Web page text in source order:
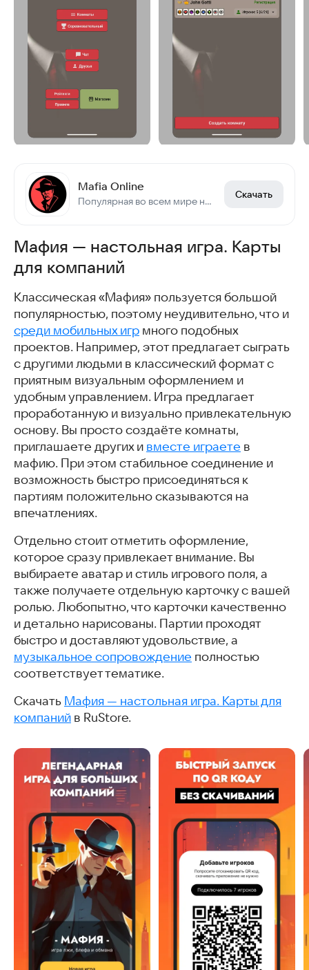
Mafia Online
Популярная во всем мире настольная игра Мафия, но только онлайн.
Скачать
Мафия — настольная игра. Карты
для компаний
Классическая «Мафия» пользуется большой
популярностью, поэтому неудивительно, что и
среди мобильных игр много подобных
проектов. Например, этот предлагает сыграть
с другими людьми в классический формат с
приятным визуальным оформлением и
удобным управлением. Игра предлагает
проработанную и визуально привлекательную
основу. Вы просто создаёте комнаты,
приглашаете других и вместе играете в
мафию. При этом стабильное соединение и
возможность быстро присоединяться к
партиям положительно сказываются на
впечатлениях.
Отдельно стоит отметить оформление,
которое сразу привлекает внимание. Вы
выбираете аватар и стиль игрового поля, а
также получаете отдельную карточку с вашей
ролью. Любопытно, что карточки качественно
и детально нарисованы. Партии проходят
быстро и доставляют удовольствие, а
музыкальное сопровождение полностью
соответствует тематике.
Скачать Мафия — настольная игра. Карты для
компаний в RuStore.